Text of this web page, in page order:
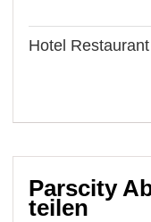
Hotel
Parscity
teilen